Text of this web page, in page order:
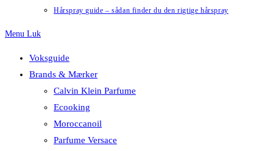
Hårspray guide – sådan finder du den rigtige hårspray
Menu Luk
Voksguide
Brands & Mærker
Calvin Klein Parfume
Ecooking
Moroccanoil
Parfume Versace